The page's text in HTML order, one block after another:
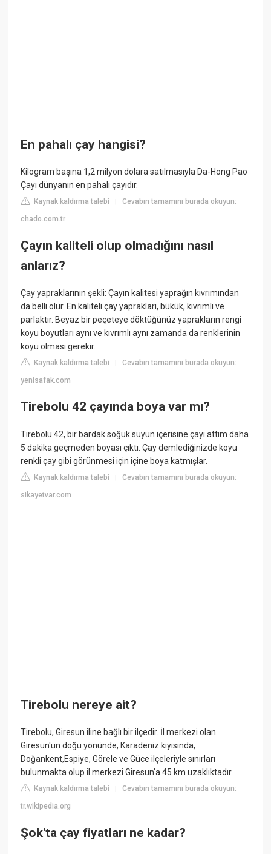
En pahalı çay hangisi?
Kilogram başına 1,2 milyon dolara satılmasıyla Da-Hong Pao
Çayı dünyanın en pahalı çayıdır.
Kaynak kaldırma talebi |Cevabın tamamını burada okuyun:
chado.com.tr
Çayın kaliteli olup olmadığını nasıl
anlarız?
Çay yapraklarının şekli: Çayın kalitesi yaprağın kıvrımından
da belli olur. En kaliteli çay yaprakları, bükük, kıvrımlı ve
parlaktır. Beyaz bir peçeteye döktüğünüz yaprakların rengi
koyu boyutları aynı ve kıvrımlı aynı zamanda da renklerinin
koyu olması gerekir.
Kaynak kaldırma talebi |Cevabın tamamını burada okuyun:
yenisafak.com
Tirebolu 42 çayında boya var mı?
Tirebolu 42, bir bardak soğuk suyun içerisine çayı attım daha
5 dakika geçmeden boyası çıktı. Çay demlediğinizde koyu
renkli çay gibi görünmesi için içine boya katmışlar.
Kaynak kaldırma talebi |Cevabın tamamını burada okuyun:
sikayetvar.com
Tirebolu nereye ait?
Tirebolu, Giresun iline bağlı bir ilçedir. İl merkezi olan
Giresun'un doğu yönünde, Karadeniz kıyısında,
Doğankent,Espiye, Görele ve Güce ilçeleriyle sınırları
bulunmakta olup il merkezi Giresun'a 45 km uzaklıktadır.
Kaynak kaldırma talebi |Cevabın tamamını burada okuyun:
tr.wikipedia.org
Şok'ta çay fiyatları ne kadar?